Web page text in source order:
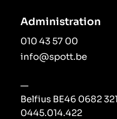
Administration
010 43 57 00
info@spott.be
—
Belfius BE46 0682
0445.014.422